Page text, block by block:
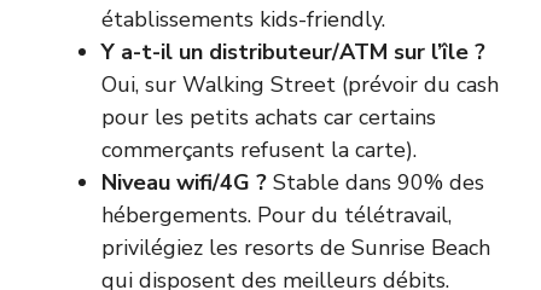
établissements kids-friendly.
Y a-t-il un distributeur/ATM sur l’île ?
Oui, sur Walking Street (prévoir du cash
pour les petits achats car certains
commerçants refusent la carte).
Niveau wifi/4G ? Stable dans 90% des
hébergements. Pour du télétravail,
privilégiez les resorts de Sunrise Beach
qui disposent des meilleurs débits.